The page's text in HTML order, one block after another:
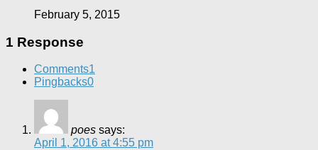
February 5, 2015
1 Response
Comments1
Pingbacks0
poes says:
April 1, 2016 at 4:55 pm